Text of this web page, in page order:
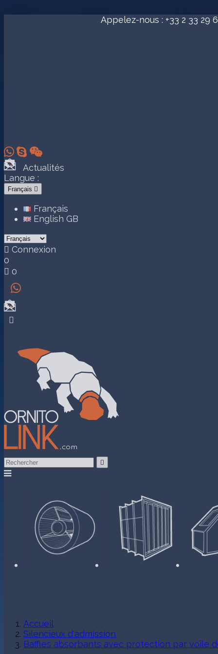
  
Appelez-nous : +33 2 33 29
Actualités
Langue :
Français 
Français
English GB
 Connexion
0
 0



Accueil
Silencieux d'admission
Baffles absorbants avec protection par voile